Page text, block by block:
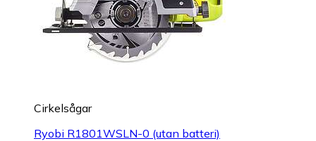
Cirkelsågar
Ryobi R1801WSLN-0 (utan batteri)